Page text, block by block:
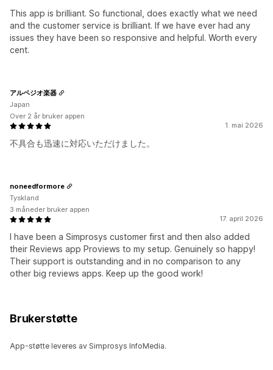
This app is brilliant. So functional, does exactly what we need
and the customer service is brilliant. If we have ever had any
issues they have been so responsive and helpful. Worth every
cent.
1. mai 2026
不具合も迅速に対応いただけました。
アルペジオ楽器
Japan
Over 2 år bruker appen
17. april 2026
I have been a Simprosys customer first and then also added
their Reviews app Proviews to my setup. Genuinely so happy!
Their support is outstanding and in no comparison to any
other big reviews apps. Keep up the good work!
noneedformore
Tyskland
3 måneder bruker appen
Brukerstøtte
App-støtte leveres av Simprosys InfoMedia.